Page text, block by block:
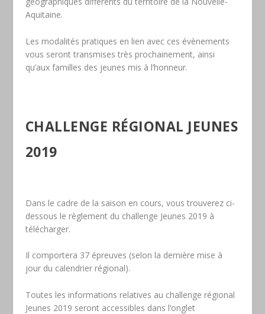
Aquitaine.
Les modalités pratiques en lien avec ces évènements
vous seront transmises très prochainement, ainsi
qu’aux familles des jeunes mis à l’honneur.
CHALLENGE RÉGIONAL JEUNES
2019
Dans le cadre de la saison en cours, vous trouverez ci-
dessous le règlement du challenge Jeunes 2019 à
télécharger.
Il comportera 37 épreuves (selon la dernière mise à
jour du calendrier régional).
Toutes les informations relatives au challenge régional
Jeunes 2019 seront accessibles dans l’onglet